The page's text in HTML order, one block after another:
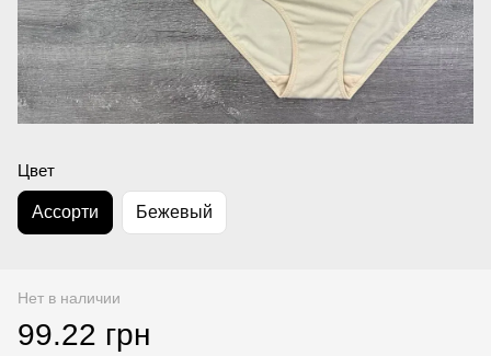
Цвет
Асcорти Бежевый
Нет в наличии
99.22 грн